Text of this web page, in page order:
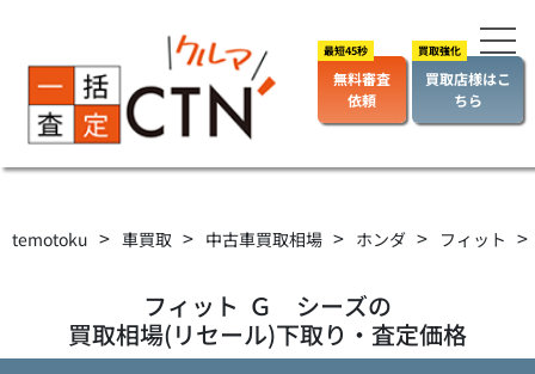
無料審査
依頼
買取店様はこ
ちら
temotoku > 車買取 > 中古車買取相場 > ホンダ > フィット >
フィット Ｇ シーズの
買取相場(リセール)下取り・査定価格